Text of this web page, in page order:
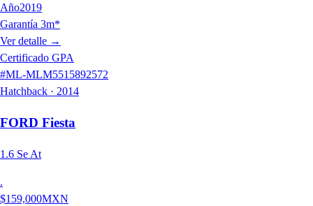
Año2019
Garantía 3m*
Ver detalle →
Certificado GPA
#ML-MLM5515892572
Hatchback · 2014
FORD Fiesta
1.6 Se At
.
$159,000MXN